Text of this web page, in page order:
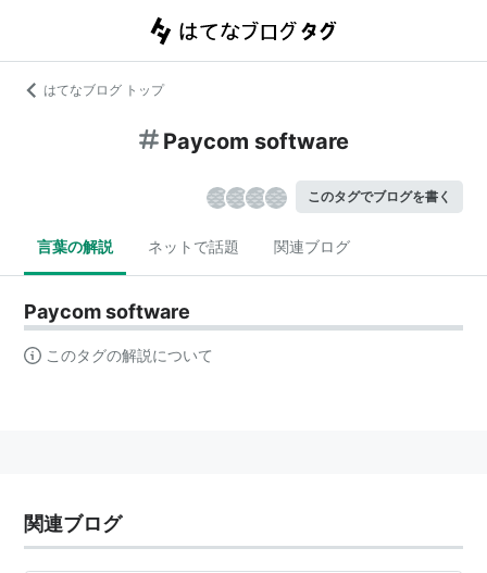
はてなブログ トップ
Paycom software
このタグでブログを書く
言葉の解説 ネットで話題 関連ブログ
Paycom software
このタグの解説について
関連ブログ